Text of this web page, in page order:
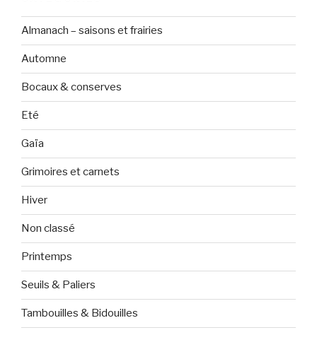
Almanach – saisons et frairies
Automne
Bocaux & conserves
Eté
Gaïa
Grimoires et carnets
Hiver
Non classé
Printemps
Seuils & Paliers
Tambouilles & Bidouilles